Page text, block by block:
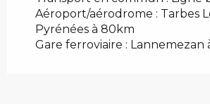
Aéroport/aérodrome : Tarbes
Pyrénées à 80km
Gare ferroviaire : Lannemezan